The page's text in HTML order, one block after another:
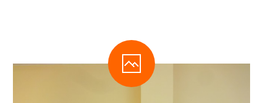
-- Virtuální prohlídka
-- Inspekční zpráva